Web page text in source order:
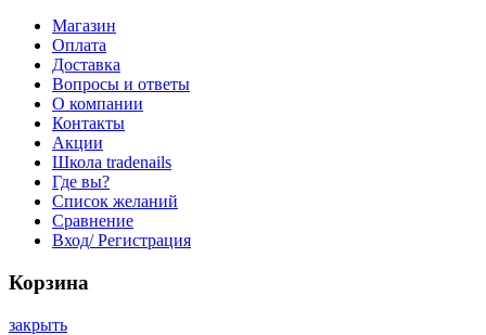
Магазин
Оплата
Доставка
Вопросы и ответы
О компании
Контакты
Акции
Школа tradenails
Где вы?
Список желаний
Сравнение
Вход/ Регистрация
Корзина
закрыть